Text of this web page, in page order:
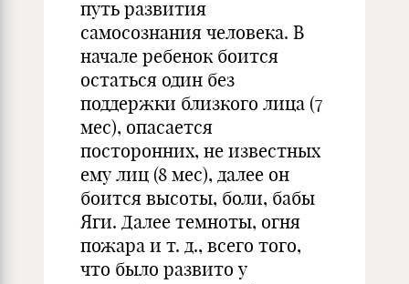
путь развития
самосознания человека. В
начале ребенок боится
остаться один без
поддержки близкого лица (7
мес), опасается
посторонних, не известных
ему лиц (8 мес), далее он
боится высоты, боли, бабы
Яги. Далее темноты, огня
пожара и т. д., всего того,
что было развито у